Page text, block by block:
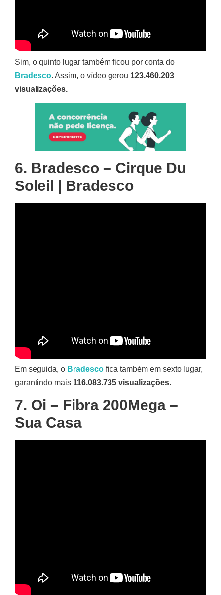
Sim, o quinto lugar também ficou por conta do
Bradesco. Assim, o vídeo gerou 123.460.203
visualizações.
6. Bradesco – Cirque Du
Soleil | Bradesco
Em seguida, o Bradesco fica também em sexto lugar,
garantindo mais 116.083.735 visualizações.
7. Oi – Fibra 200Mega –
Sua Casa